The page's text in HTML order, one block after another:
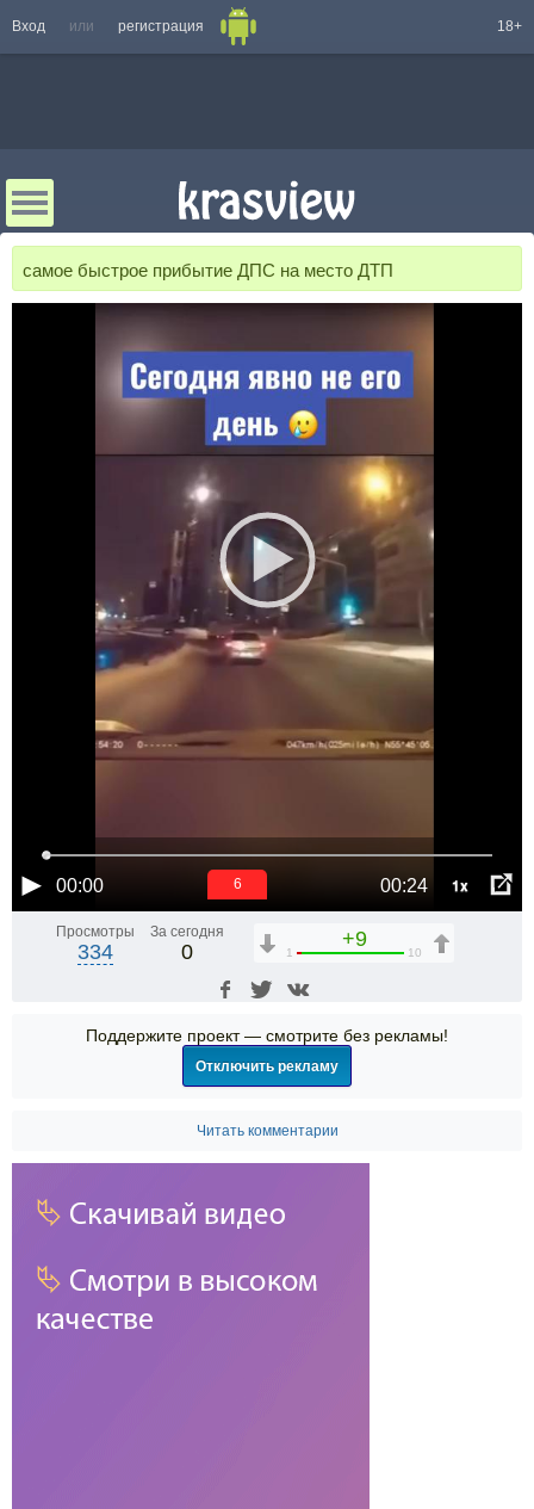
Вход или регистрация 18+
самое быстрое прибытие ДПС на место ДТП
00:00 00:24 1x
6
Просмотры
334
За сегодня
0
+9
1 10
Поддержите проект — смотрите без рекламы!
Отключить рекламу
Читать комментарии